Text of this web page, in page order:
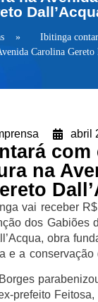
»
Ibitinga
Carolina Gereto
abril
com
na
vai receber
dos Gabiões
obra
e a conservação
prefeito